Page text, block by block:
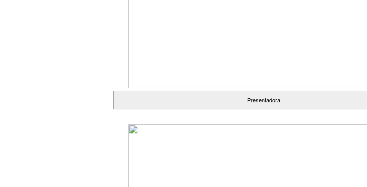
Presentadora